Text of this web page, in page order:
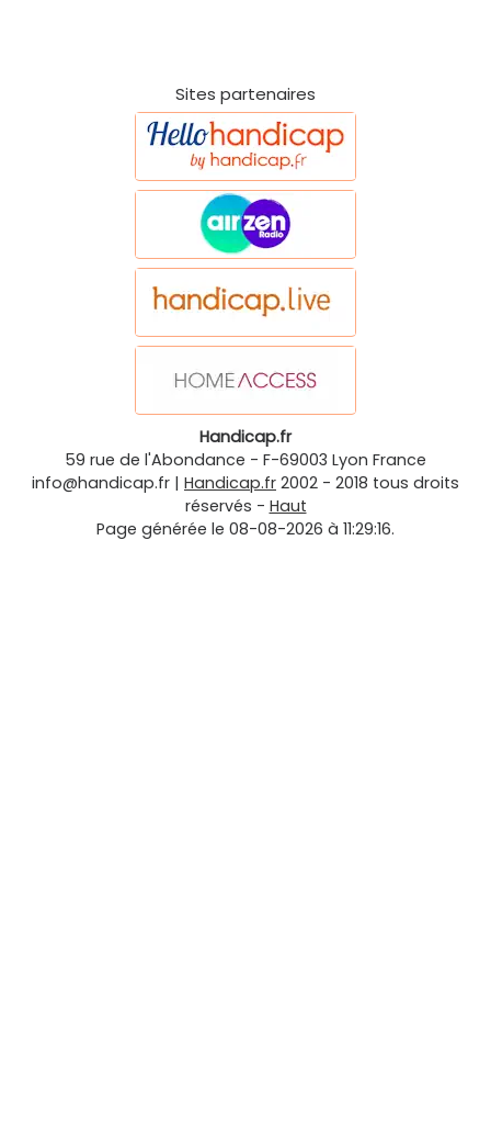
Sites partenaires
Handicap.fr
59 rue de l'Abondance - F-69003 Lyon France
info@handicap.fr | Handicap.fr 2002 - 2018 tous droits
réservés - Haut
Page générée le 08-08-2026 à 11:29:16.